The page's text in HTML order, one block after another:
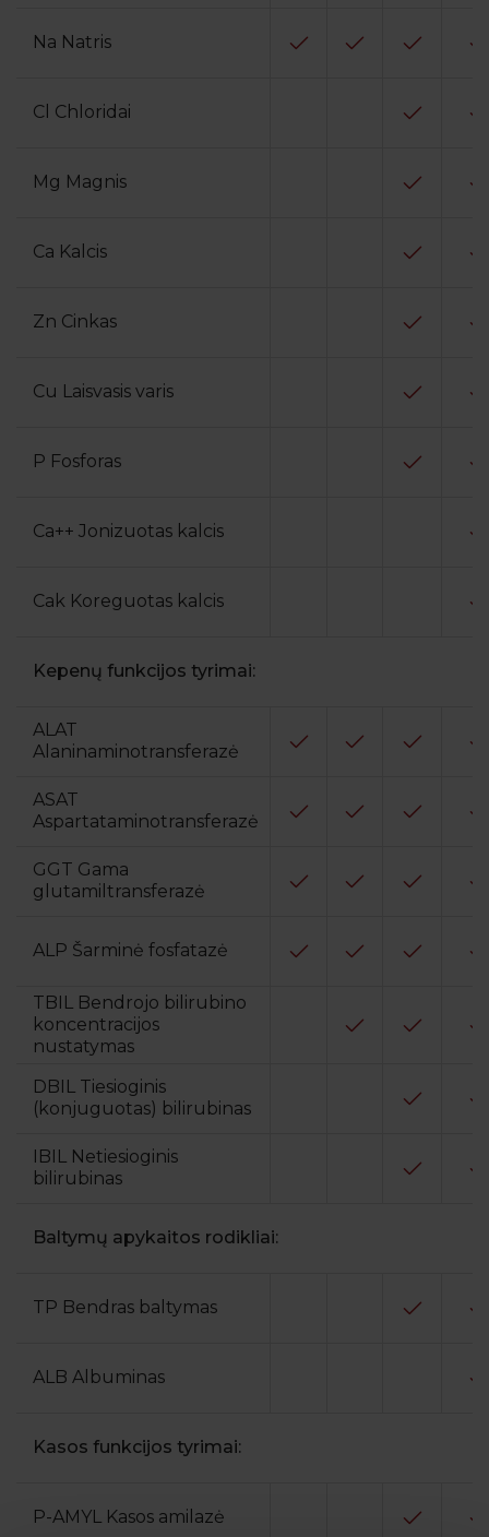
Na Natris
Cl Chloridai
Mg Magnis
Ca Kalcis
Zn Cinkas
Cu Laisvasis varis
P Fosforas
Ca++ Jonizuotas kalcis
Cak Koreguotas kalcis
Kepenų funkcijos tyrimai:
ALAT
Alaninaminotransferazė
ASAT
Aspartataminotransferazė
GGT Gama
glutamiltransferazė
ALP Šarminė fosfatazė
TBIL Bendrojo bilirubino
koncentracijos
nustatymas
DBIL Tiesioginis
(konjuguotas) bilirubinas
IBIL Netiesioginis
bilirubinas
Baltymų apykaitos rodikliai:
TP Bendras baltymas
ALB Albuminas
Kasos funkcijos tyrimai:
P-AMYL Kasos amilazė